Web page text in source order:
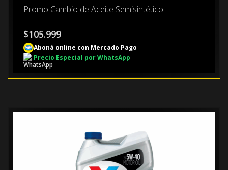
Promo Cambio de Aceite Semisintético
$105.999
Aboná online con Mercado Pago
Precio Especial por WhatsApp